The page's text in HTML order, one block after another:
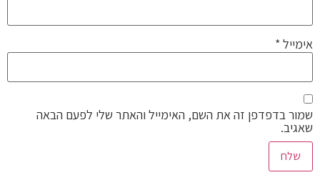
אימייל *
שמור בדפדפן זה את השם, האימייל והאתר שלי לפעם הבאה
שאגיב.